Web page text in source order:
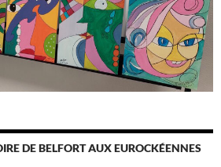
DE BELFORT AUX EUROCKÉENNES